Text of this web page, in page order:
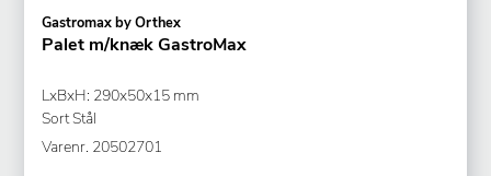
Gastromax by Orthex
Palet m/knæk GastroMax
LxBxH: 290x50x15 mm
Sort Stål
Varenr. 20502701